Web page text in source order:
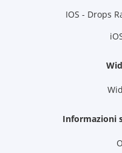
IOS - Drops
Informazioni